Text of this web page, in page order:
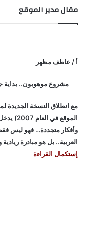
مقال مدير الموقع
أ / عاطف مظهر
مشروع موهوبون.. بداية
مع انطلاق النسخة الجديدة
الموقع
وأفكار متجددة… فهو ليس فقط
العربية.. بل هو مبادرة
إستكمال القراءة